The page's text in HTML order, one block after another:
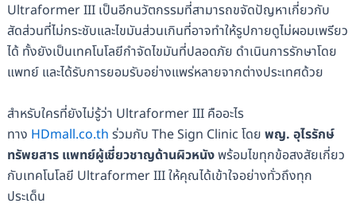
Ultraformer III เป็นอีกนวัตกรรมที่สามารถขจัดปัญหาเกี่ยวกับ
สัดส่วนที่ไม่กระชับและไขมันส่วนเกินที่อาจทำให้รูปกายดูไม่ผอมเพรียว
ได้ ทั้งยังเป็นเทคโนโลยีกำจัดไขมันที่ปลอดภัย ดำเนินการรักษาโดย
แพทย์ และได้รับการยอมรับอย่างแพร่หลายจากต่างประเทศด้วย
สำหรับใครที่ยังไม่รู้ว่า Ultraformer III คืออะไร
ทาง HDmall.co.th ร่วมกับ The Sign Clinic โดย พญ. อุไรรักษ์
ทรัพยสาร แพทย์ผู้เชี่ยวชาญด้านผิวหนังพร้อมไขทุกข้อสงสัยเกี่ยว
กับเทคโนโลยี Ultraformer III ให้คุณได้เข้าใจอย่างทั่วถึงทุก
ประเด็น